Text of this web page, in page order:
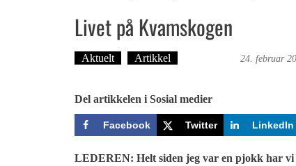
Livet på Kvamskogen
Aktuelt Artikkel 24. februar
Del artikkelen i Sosial medier
Facebook Twitter LinkedIn
LEDEREN: Helt siden jeg var en pjokk har